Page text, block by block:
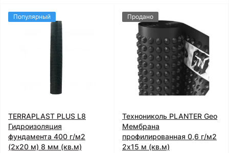
Популярный
TERRAPLAST PLUS L8
Гидроизоляция
фундамента 400 г/м2
(2x20 м) 8 мм (кв.м)
Продано
Технониколь PLANTER Geo
Мембрана
профилированная 0,6 г/м2
2x15 м (кв.м)